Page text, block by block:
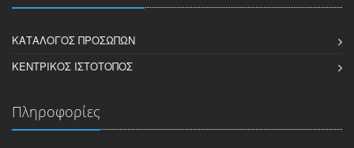
ΚΑΤΆΛΟΓΟΣ ΠΡΟΣΏΠΩΝ
ΚΕΝΤΡΙΚΌΣ ΙΣΤΌΤΟΠΟΣ
Πληροφορίες